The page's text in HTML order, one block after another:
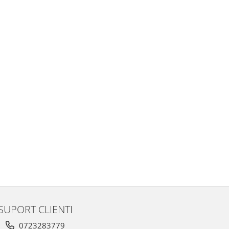
CLIENTI
0723283779